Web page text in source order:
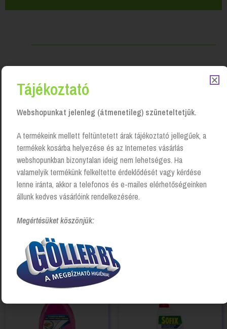
Kapcsolódó Termékek
Bútorápoló spray, Classic,
250ml, Pronto
Login to see prices
Tájékoztató
Webshopunkat jelenleg (átmenetileg) szüneteltetjük.
A termékeink mellett feltüntetett árak tájékoztató jellegűek, a
termékek kosárba helyezése és az Internetes vásárlás
webshopunkban bizonytalan ideig nem lehetséges. Ha
valamelyik termékünk felkeltette érdeklődését vagy kérdése
lenne iránta, akkor a telefonos és e-mailes elérhetőségeinken
állunk kedves vásárlóink rendelkezésére.
Megértésüket köszönjük: